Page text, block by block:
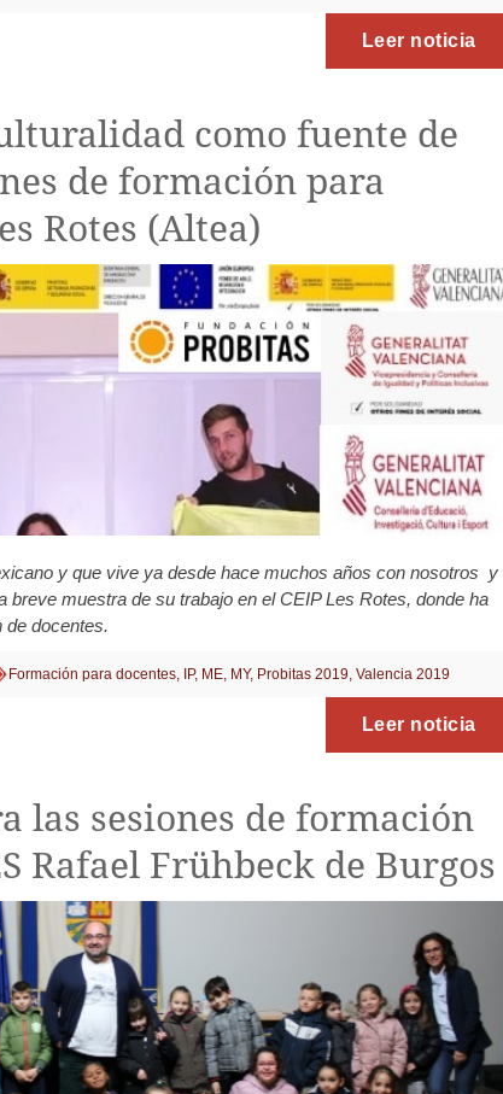
Leer noticia
como fuente de
de formación para
Rotes (Altea)
y que vive ya desde hace muchos años con nosotros y
breve muestra de su trabajo en el CEIP Les Rotes, donde ha
de docentes.
Formación para docentes, IP, ME, MY, Probitas 2019, Valencia 2019
Leer noticia
las sesiones de formación
Rafael Frühbeck de Burgos